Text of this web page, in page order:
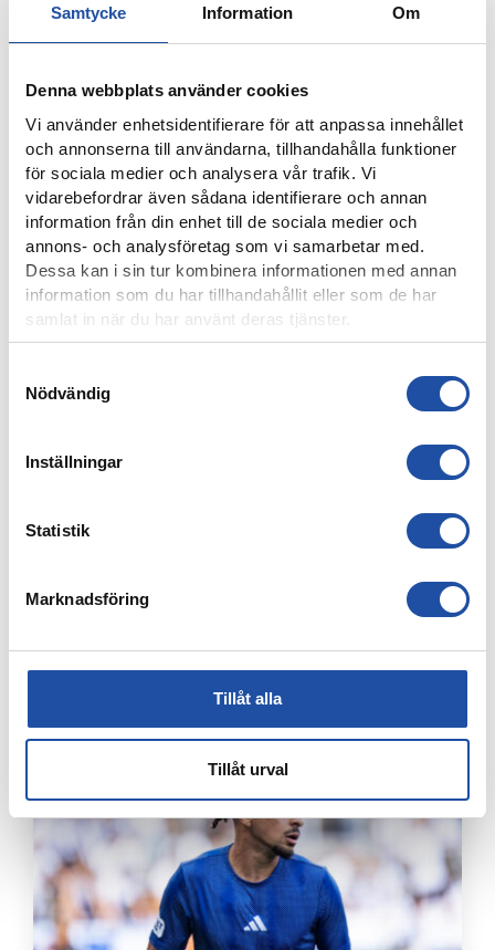
Samtycke Information Om
Denna webbplats använder cookies
Vi använder enhetsidentifierare för att anpassa innehållet
och annonserna till användarna, tillhandahålla funktioner
för sociala medier och analysera vår trafik. Vi
vidarebefordrar även sådana identifierare och annan
information från din enhet till de sociala medier och
annons- och analysföretag som vi samarbetar med.
Dessa kan i sin tur kombinera informationen med annan
information som du har tillhandahållit eller som de har
samlat in när du har använt deras tjänster.
Nödvändig
Inställningar
Statistik
Marknadsföring
Tillåt alla
Tillåt urval
10 AUGUSTI, 2026
HÄR ÄR KAMRATERNAS VECKA
NOELS STORA SHOW I 3-0-SEGERN – “OTROLIG KÄNSLA